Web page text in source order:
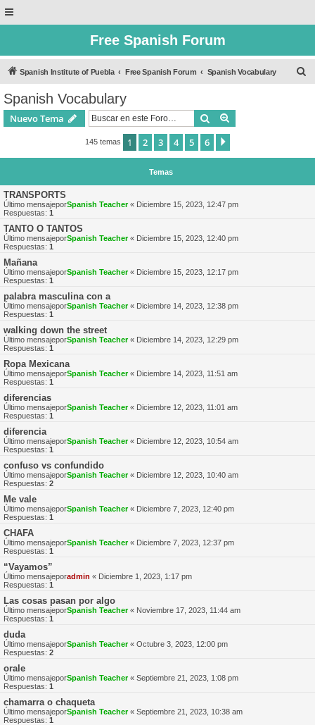
Free Spanish Forum
Spanish Institute of Puebla Free Spanish Forum Spanish Vocabulary
Spanish Vocabulary
Nuevo Tema Buscar
145 temas 1 2 3 4 5 6
Temas
TRANSPORTS
Último mensajeporSpanish Teacher« Diciembre 15, 2023, 12:47 pm
Respuestas: 1
TANTO O TANTOS
Último mensajeporSpanish Teacher« Diciembre 15, 2023, 12:40 pm
Respuestas: 1
Mañana
Último mensajeporSpanish Teacher« Diciembre 15, 2023, 12:17 pm
Respuestas: 1
palabra masculina con a
Último mensajeporSpanish Teacher« Diciembre 14, 2023, 12:38 pm
Respuestas: 1
walking down the street
Último mensajeporSpanish Teacher« Diciembre 14, 2023, 12:29 pm
Respuestas: 1
Ropa Mexicana
Último mensajeporSpanish Teacher« Diciembre 14, 2023, 11:51 am
Respuestas: 1
diferencias
Último mensajeporSpanish Teacher« Diciembre 12, 2023, 11:01 am
Respuestas: 1
diferencia
Último mensajeporSpanish Teacher« Diciembre 12, 2023, 10:54 am
Respuestas: 1
confuso vs confundido
Último mensajeporSpanish Teacher« Diciembre 12, 2023, 10:40 am
Respuestas: 2
Me vale
Último mensajeporSpanish Teacher« Diciembre 7, 2023, 12:40 pm
Respuestas: 1
CHAFA
Último mensajeporSpanish Teacher« Diciembre 7, 2023, 12:37 pm
Respuestas: 1
“Vayamos”
Último mensajeporadmin « Diciembre 1, 2023, 1:17 pm
Respuestas: 1
Las cosas pasan por algo
Último mensajeporSpanish Teacher« Noviembre 17, 2023, 11:44 am
Respuestas: 1
duda
Último mensajeporSpanish Teacher« Octubre 3, 2023, 12:00 pm
Respuestas: 2
orale
Último mensajeporSpanish Teacher« Septiembre 21, 2023, 1:08 pm
Respuestas: 1
chamarra o chaqueta
Último mensajeporSpanish Teacher« Septiembre 21, 2023, 10:38 am
Respuestas: 1